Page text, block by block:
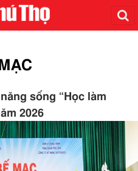
sống “Học làm
2026